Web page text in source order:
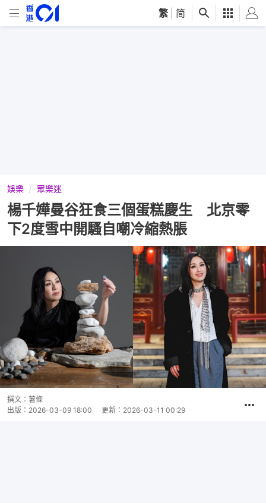
繁 简
娛樂 眾樂迷
楊千嬅曼谷狂食三個蛋糕慶生 北京零
下2度雪中開騷自嘲冷縮熱脹
撰文： 薯條
出版： 2026-03-09 18:00 更新： 2026-03-11 00:29